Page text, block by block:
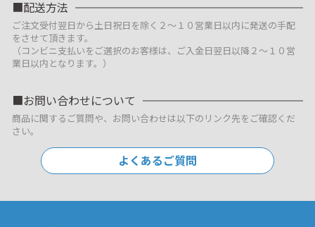
配送方法
ご注文受付翌日から土日祝日を除く２～１０営業日以内に発送の手配
をさせて頂きます。
（コンビニ支払いをご選択のお客様は、ご入金日翌日以降２～１０営
業日以内となります。）
お問い合わせについて
商品に関するご質問や、お問い合わせは以下のリンク先をご確認くだ
さい。
よくあるご質問